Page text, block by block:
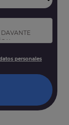
y
sus datos,
en nuestra
personales